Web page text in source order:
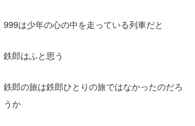
999は少年の心の中を走っている列車だと
鉄郎はふと思う
鉄郎の旅は鉄郎ひとりの旅ではなかったのだろ
うか
Soulman
VAGY